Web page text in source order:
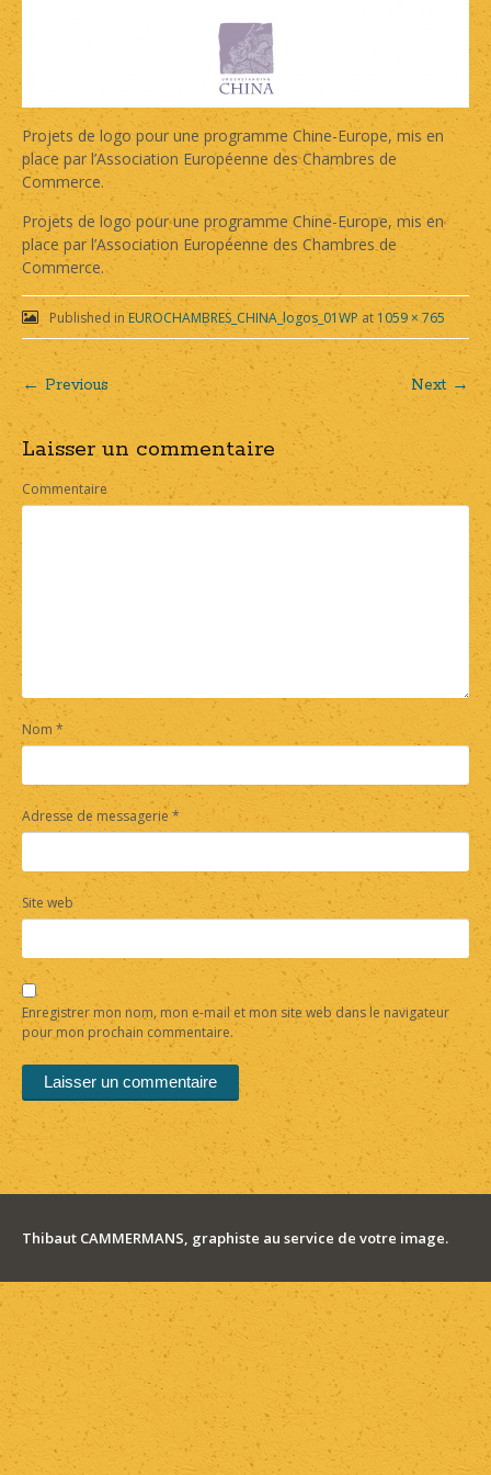
Projets de logo pour une programme Chine-Europe, mis en
place par l’Association Européenne des Chambres de
Commerce.
Projets de logo pour une programme Chine-Europe, mis en
place par l’Association Européenne des Chambres de
Commerce.
Published inEUROCHAMBRES_CHINA_logos_01WP at 1059 × 765
Post
navigation
← Previous Next →
Laisser un commentaire
Commentaire
Nom *
Adresse de messagerie *
Site web
Enregistrer mon nom, mon e-mail et mon site web dans le navigateur
pour mon prochain commentaire.
Thibaut CAMMERMANS, graphiste au service de votre image.